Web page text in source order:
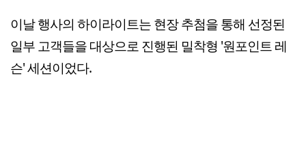
이날 행사의 하이라이트는 현장 추첨을 통해 선정된
일부 고객들을 대상으로 진행된 밀착형 '원포인트 레
슨' 세션이었다.